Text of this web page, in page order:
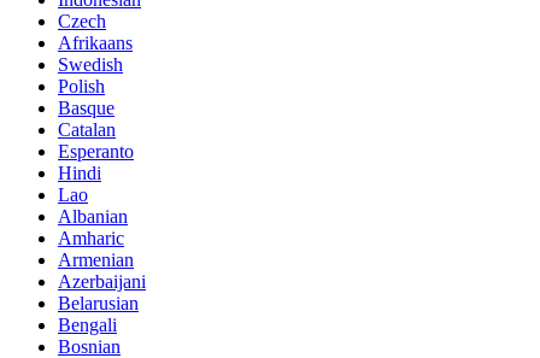
Czech
Afrikaans
Swedish
Polish
Basque
Catalan
Esperanto
Hindi
Lao
Albanian
Amharic
Armenian
Azerbaijani
Belarusian
Bengali
Bosnian